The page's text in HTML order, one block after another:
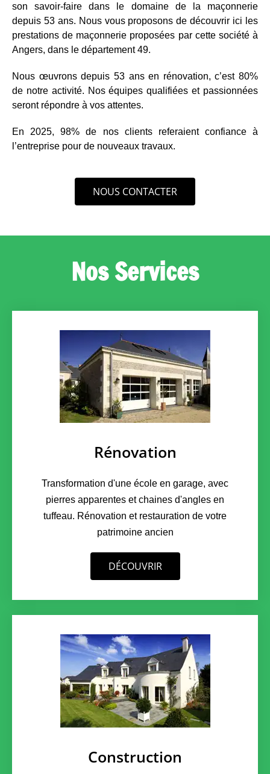
son savoir-faire dans le domaine de la maçonnerie
depuis 53 ans. Nous vous proposons de découvrir ici les
prestations de maçonnerie proposées par cette société à
Angers, dans le département 49.
Nous œuvrons depuis 53 ans en rénovation, c’est 80%
de notre activité. Nos équipes qualifiées et passionnées
seront répondre à vos attentes.
En 2025, 98% de nos clients referaient confiance à
l’entreprise pour de nouveaux travaux.
NOUS CONTACTER
Nos Services
Rénovation
Transformation d'une école en garage, avec
pierres apparentes et chaines d'angles en
tuffeau. Rénovation et restauration de votre
patrimoine ancien
DÉCOUVRIR
Construction